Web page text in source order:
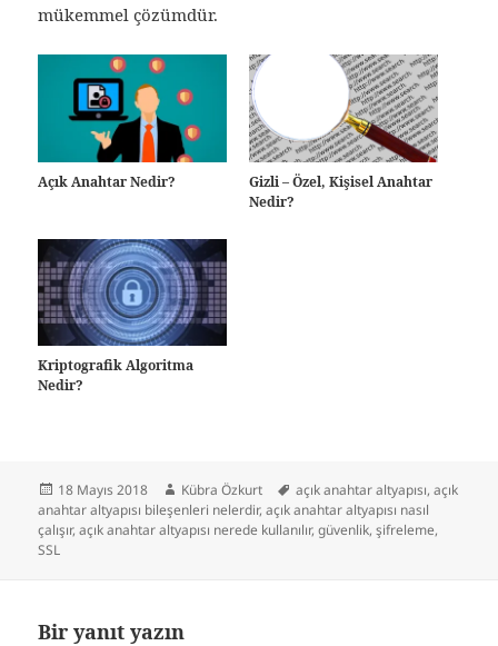
mükemmel çözümdür.
Açık Anahtar Nedir?
Gizli – Özel, Kişisel Anahtar
Nedir?
Kriptografik Algoritma
Nedir?
Yayın
tarihi
18 Mayıs 2018 Yazar
Kübra Özkurt Etiketler
açık anahtar altyapısı,açık
anahtar altyapısı bileşenleri nelerdir,açık anahtar altyapısı nasıl
çalışır,açık anahtar altyapısı nerede kullanılır,güvenlik,şifreleme,
SSL
Bir yanıt yazın